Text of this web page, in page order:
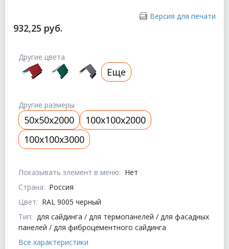
Версия для печати
932,25 руб.
Показывать элемент в меню: Нет
Страна: Россия
Цвет: RAL 9005 черный
Тип: для сайдинга / для термопанелей / для фасадных
панелей / для фиброцементного сайдинга
Все характеристики
Другие цвета
Еще
Другие размеры
50x50x2000
100x100x2000
100x100x3000